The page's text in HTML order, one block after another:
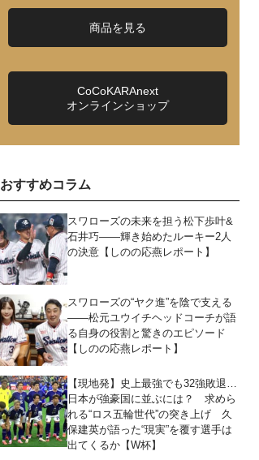
商品を見る
CoCoKARAnext
オンラインショップ
おすすめコラム
スワローズの未来を担う松下歩叶&
石井巧――輝き始めたルーキー2人
の決意【しのの応燕レポート】
スワローズの“ヤク進”を陰で支える
――松元ユウイチヘッドコーチが語
る自身の役割と驚きのエピソード
【しのの応燕レポート】
【現地発】史上最強でも32強敗退…
日本が強豪国に並ぶには？ 求めら
れる“ロス五輪世代”の突き上げ 久
保建英が語った“現実”を覆す選手は
出てくるか【W杯】